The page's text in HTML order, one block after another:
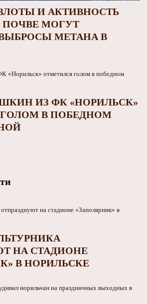
И АКТИВНОСТЬ
МОГУТ
МЕТАНА В
ИЗ ФК «НОРИЛЬСК»
В ПОБЕДНОМ
НА СТАДИОНЕ
В НОРИЛЬСКЕ